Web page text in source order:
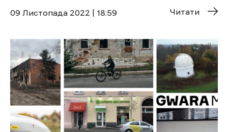
09 Листопада 2022 | 18:59 Читати